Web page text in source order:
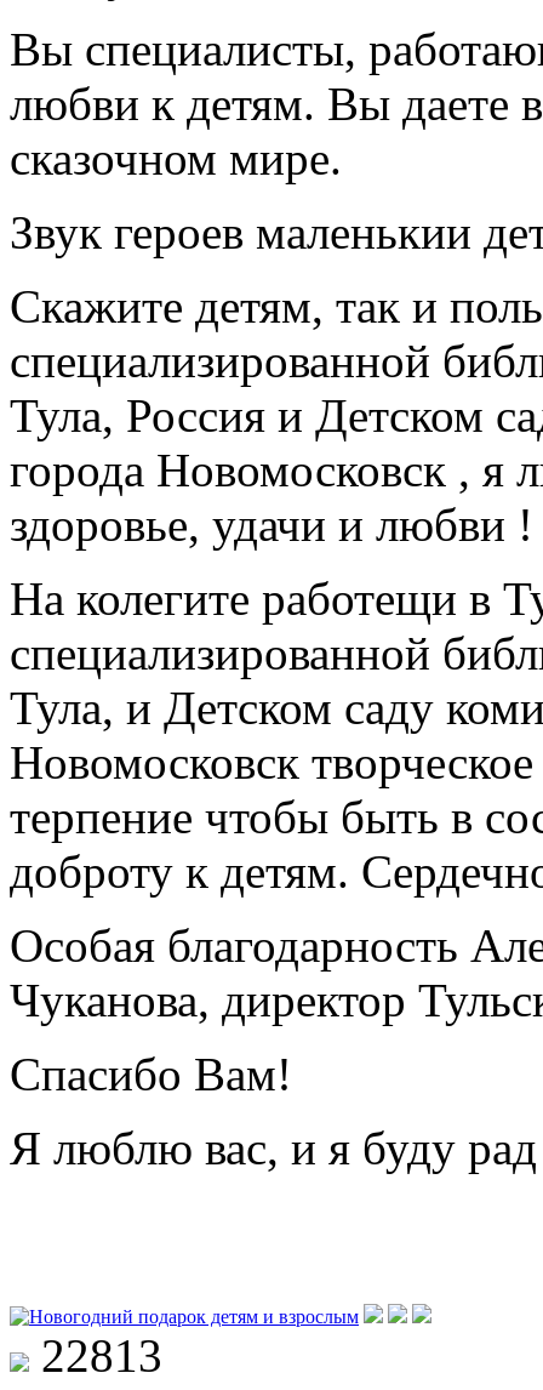
Вы специалисты,
любви к детям. Вы даете
сказочном мире.
Звук героев маленькии
Скажите детям, так и
специализированной
Тула, Россия и Детском
города Новомосковск ,
здоровье, удачи и любви !
На колегите работещи в
специализированной
Тула, и Детском саду
Новомосковск
терпение чтобы быть в
доброту к детям.
Особая благодарность
Чуканова, директор
Спасибо Вам!
Я люблю вас, и я буду рад
22813